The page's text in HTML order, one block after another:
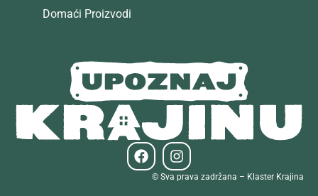
Domaći Proizvodi
© Sva prava zadržana – Klaster Krajina